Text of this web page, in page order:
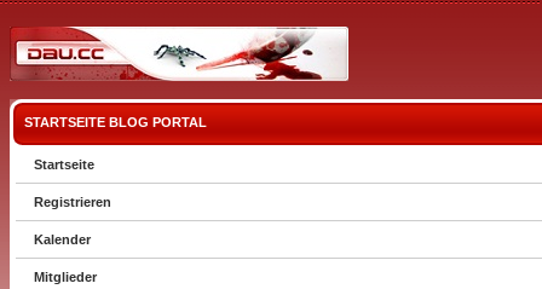
STARTSEITE BLOG PORTAL
Startseite
Registrieren
Kalender
Mitglieder